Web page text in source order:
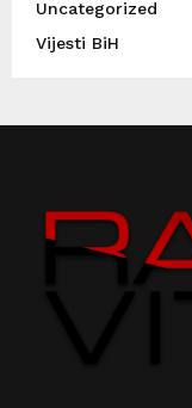
Uncategorized
Vijesti BiH